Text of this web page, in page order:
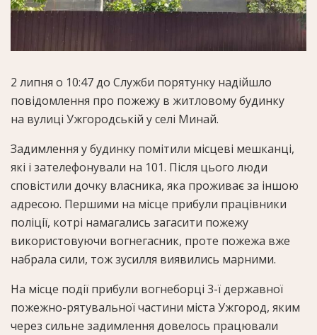
2 липня о 10:47 до Служби порятунку надійшло
повідомлення про пожежу в житловому будинку
на вулиці Ужгородській у селі Минай.
Задимлення у будинку помітили місцеві мешканці,
які і зателефонували на 101. Після цього люди
сповістили дочку власника, яка проживає за іншою
адресою. Першими на місце прибули працівники
поліції, котрі намагались загасити пожежу
використовуючи вогнегасник, проте пожежа вже
набрала сили, тож зусилля виявились марними.
На місце події прибули вогнеборці 3-ї державної
пожежно-рятувальної частини міста Ужгород, яким
через сильне задимлення довелось працювали